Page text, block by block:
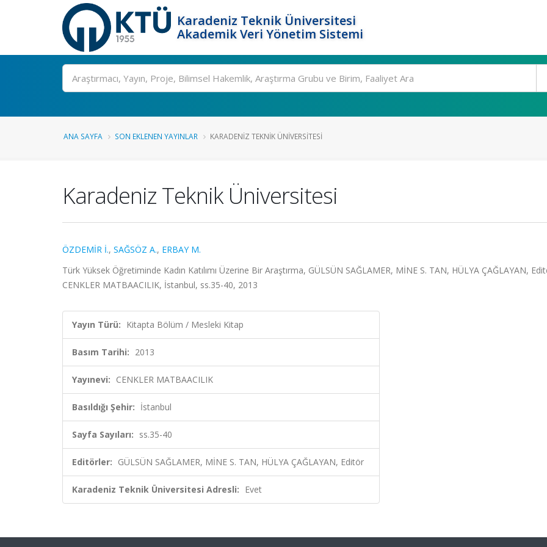
Karadeniz Teknik Üniversitesi
Akademik Veri Yönetim Sistemi
Ara
ANA SAYFA SON EKLENEN YAYINLAR KARADENIZ TEKNIK ÜNIVERSITESI
Karadeniz Teknik Üniversitesi
ÖZDEMİR İ., SAĞSÖZ A., ERBAY M.
Türk Yüksek Öğretiminde Kadın Katılımı Üzerine Bir Araştırma, GÜLSÜN SAĞLAMER, MİNE S. TAN, HÜLYA ÇAĞLAYAN,
CENKLER MATBAACILIK, İstanbul, ss.35-40, 2013
Yayın Türü: Kitapta Bölüm / Mesleki Kitap
Basım Tarihi: 2013
Yayınevi: CENKLER MATBAACILIK
Basıldığı Şehir: İstanbul
Sayfa Sayıları: ss.35-40
Editörler: GÜLSÜN SAĞLAMER, MİNE S. TAN, HÜLYA ÇAĞLAYAN, Editör
Karadeniz Teknik Üniversitesi Adresli: Evet